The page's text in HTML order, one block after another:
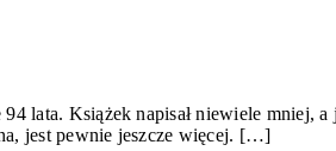
lata. Książek napisał niewiele mniej,
jest pewnie jeszcze więcej. […]